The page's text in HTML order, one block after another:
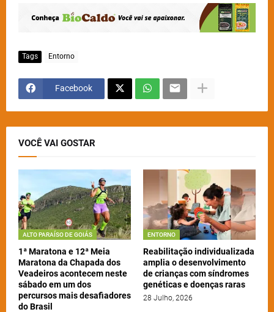
Tags Entorno
Facebook
VOCÊ VAI GOSTAR
ALTO PARAÍSO DE GOIÁS
1ª Maratona e 12ª Meia
Maratona da Chapada dos
Veadeiros acontecem neste
sábado em um dos
percursos mais desafiadores
do Brasil
ENTORNO
Reabilitação individualizada
amplia o desenvolvimento
de crianças com síndromes
genéticas e doenças raras
28 Julho, 2026